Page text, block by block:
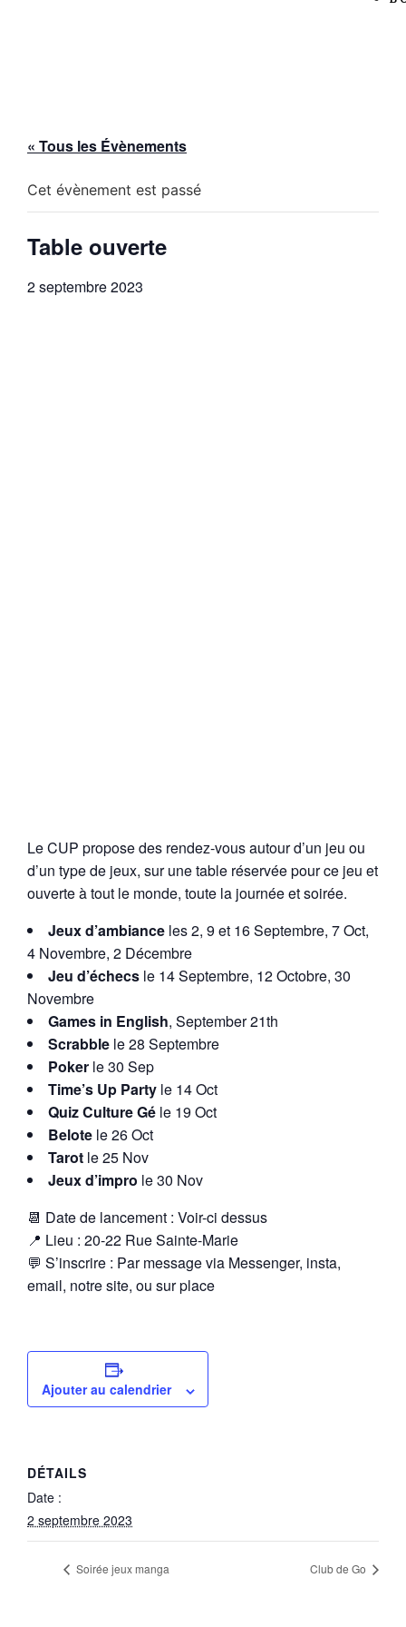
« Tous les Évènements
Cet évènement est passé
Table ouverte
2 septembre 2023
Le CUP propose des rendez-vous autour d’un jeu ou
d’un type de jeux, sur une table réservée pour ce jeu et
ouverte à tout le monde, toute la journée et soirée.
Jeux d’ambiance les 2, 9 et 16 Septembre, 7 Oct,
4 Novembre, 2 Décembre
Jeu d’échecs le 14 Septembre, 12 Octobre, 30
Novembre
Games in English, September 21th
Scrabble le 28 Septembre
Poker le 30 Sep
Time’s Up Party le 14 Oct
Quiz Culture Gé le 19 Oct
Belote le 26 Oct
Tarot le 25 Nov
Jeux d’impro le 30 Nov
📆 Date de lancement : Voir-ci dessus
📍 Lieu : 20-22 Rue Sainte-Marie
💬 S’inscrire : Par message via Messenger, insta,
email, notre site, ou sur place
Ajouter au calendrier
DÉTAILS
Date :
2 septembre 2023
Soirée jeux manga Club de Go